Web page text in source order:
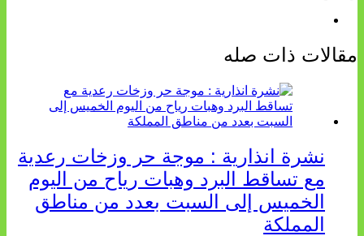
مقالات ذات صله
نشرة انذارية : موجة حر وزخات رعدية
مع تساقط البرد وهبات رياح من اليوم
الخميس إلى السبت بعدد من مناطق
المملكة